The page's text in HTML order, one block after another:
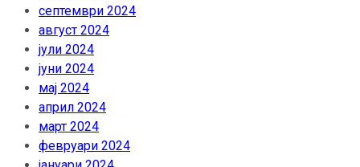
септември 2024
август 2024
јули 2024
јуни 2024
мај 2024
април 2024
март 2024
февруари 2024